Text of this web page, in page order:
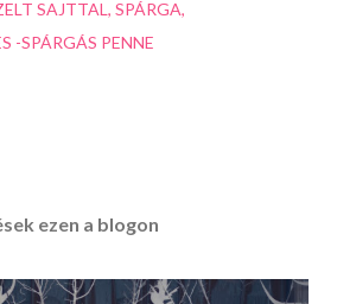
SAJTTAL SPÁRGA
-SPÁRGÁS PENNE
ezen a blogon